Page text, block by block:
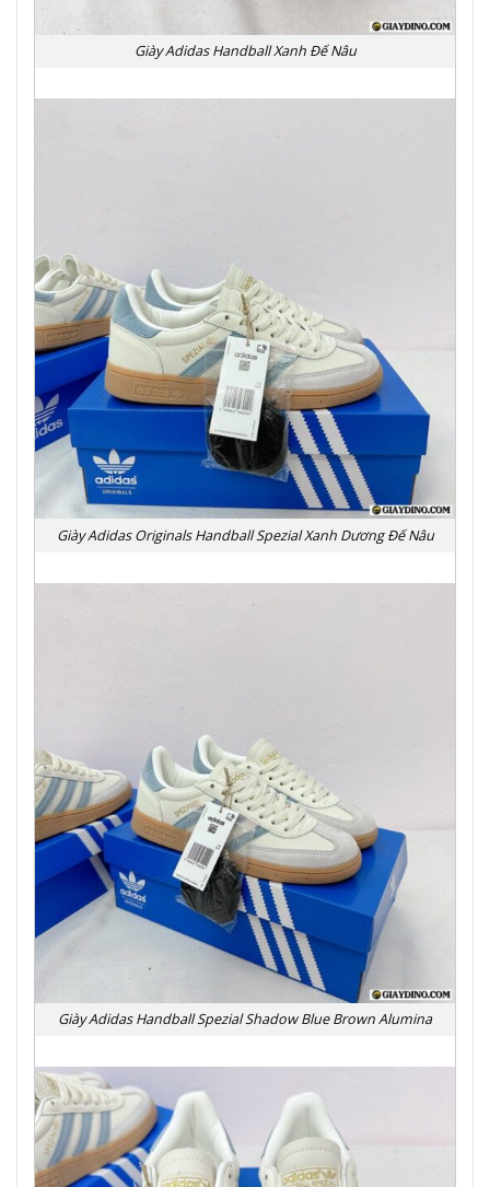
Giày Adidas Handball Xanh Đế Nâu
Giày Adidas Originals Handball Spezial Xanh Dương Đế Nâu
Giày Adidas Handball Spezial Shadow Blue Brown Alumina